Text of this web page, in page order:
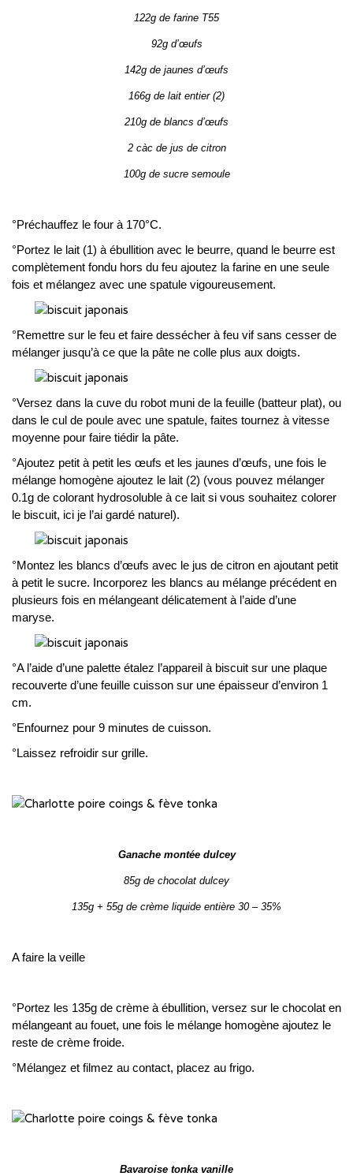
122g de farine T55
92g d’œufs
142g de jaunes d’œufs
166g de lait entier (2)
210g de blancs d’œufs
2 càc de jus de citron
100g de sucre semoule
°Préchauffez le four à 170°C.
°Portez le lait (1) à ébullition avec le beurre, quand le beurre est
complètement fondu hors du feu ajoutez la farine en une seule
fois et mélangez avec une spatule vigoureusement.
°Remettre sur le feu et faire dessécher à feu vif sans cesser de
mélanger jusqu’à ce que la pâte ne colle plus aux doigts.
°Versez dans la cuve du robot muni de la feuille (batteur plat), ou
dans le cul de poule avec une spatule, faites tournez à vitesse
moyenne pour faire tiédir la pâte.
°Ajoutez petit à petit les œufs et les jaunes d’œufs, une fois le
mélange homogène ajoutez le lait (2) (vous pouvez mélanger
0.1g de colorant hydrosoluble à ce lait si vous souhaitez colorer
le biscuit, ici je l’ai gardé naturel).
°Montez les blancs d’œufs avec le jus de citron en ajoutant petit
à petit le sucre. Incorporez les blancs au mélange précédent en
plusieurs fois en mélangeant délicatement à l’aide d’une
maryse.
°A l’aide d’une palette étalez l’appareil à biscuit sur une plaque
recouverte d’une feuille cuisson sur une épaisseur d’environ 1
cm.
°Enfournez pour 9 minutes de cuisson.
°Laissez refroidir sur grille.
Ganache montée dulcey
85g de chocolat dulcey
135g + 55g de crème liquide entière 30 – 35%
A faire la veille
°Portez les 135g de crème à ébullition, versez sur le chocolat en
mélangeant au fouet, une fois le mélange homogène ajoutez le
reste de crème froide.
°Mélangez et filmez au contact, placez au frigo.
Bavaroise tonka vanille